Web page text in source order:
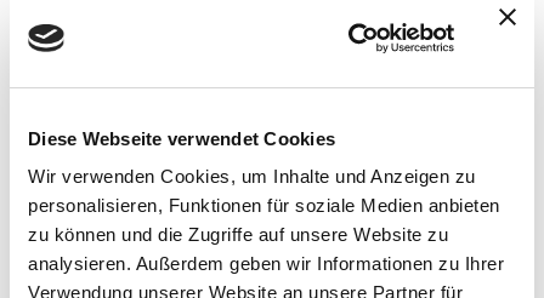
Diese Webseite verwendet Cookies
Wir verwenden Cookies, um Inhalte und Anzeigen zu
personalisieren, Funktionen für soziale Medien anbieten
zu können und die Zugriffe auf unsere Website zu
analysieren. Außerdem geben wir Informationen zu Ihrer
Verwendung unserer Website an unsere Partner für
doppelt wertvoll: Setze das Puzzle zusammen und
male die Rückseite aus, wie es dir gefällt!
Produktspezifikationen :
Disney Puzzle Df Maxi Floor 24 Biancaneve
Hergestellt in Italien :
Made in Italy – Der Artikel wurde in zertifizierten
©Liscianigiochi, S. Atto, Teramo, Italy
Inhalt und Details :
Doppelseitiges Maxi-Puzzle 70 x 50 cm mit 24 Teilen
Box Größe:
Breite :